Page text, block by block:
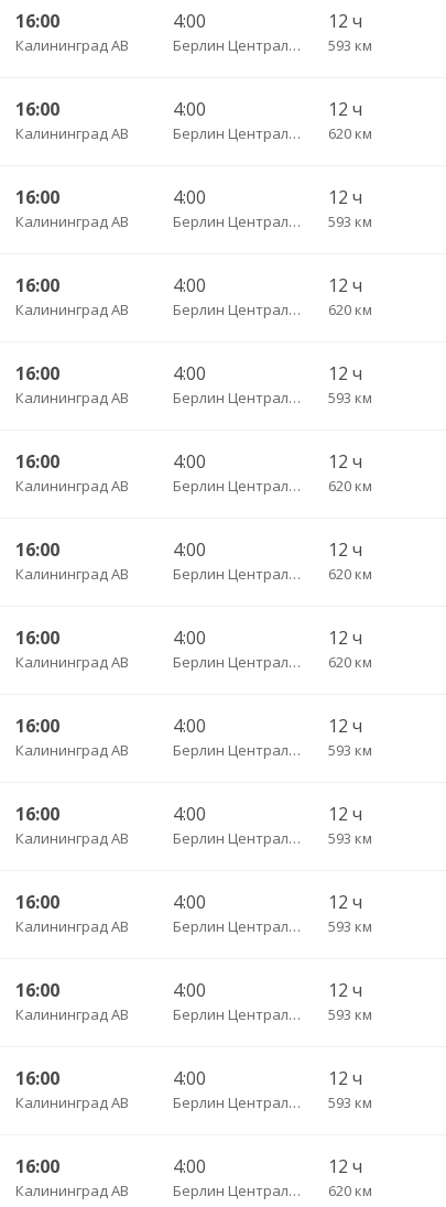
16:00
Калининград АВ
4:00
Берлин Центральный АВ
12 ч
593 км
16:00
Калининград АВ
4:00
Берлин Центральный АВ
12 ч
620 км
16:00
Калининград АВ
4:00
Берлин Центральный АВ
12 ч
593 км
16:00
Калининград АВ
4:00
Берлин Центральный АВ
12 ч
620 км
16:00
Калининград АВ
4:00
Берлин Центральный АВ
12 ч
593 км
16:00
Калининград АВ
4:00
Берлин Центральный АВ
12 ч
620 км
16:00
Калининград АВ
4:00
Берлин Центральный АВ
12 ч
620 км
16:00
Калининград АВ
4:00
Берлин Центральный АВ
12 ч
620 км
16:00
Калининград АВ
4:00
Берлин Центральный АВ
12 ч
593 км
16:00
Калининград АВ
4:00
Берлин Центральный АВ
12 ч
593 км
16:00
Калининград АВ
4:00
Берлин Центральный АВ
12 ч
593 км
16:00
Калининград АВ
4:00
Берлин Центральный АВ
12 ч
593 км
16:00
Калининград АВ
4:00
Берлин Центральный АВ
12 ч
593 км
16:00
Калининград АВ
4:00
Берлин Центральный АВ
12 ч
620 км